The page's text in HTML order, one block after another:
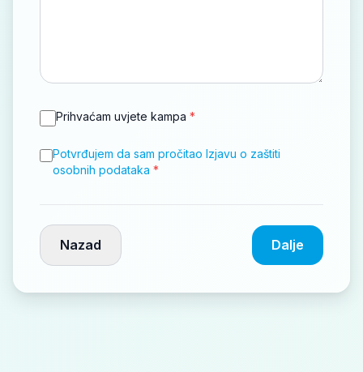
Prihvaćam uvjete kampa *
Potvrđujem da sam pročitao Izjavu o zaštiti
osobnih podataka *
Nazad Dalje